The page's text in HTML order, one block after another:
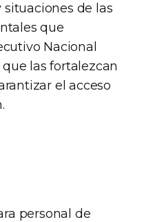
situaciones de las
que
Nacional
las fortalezcan
el acceso
personal de